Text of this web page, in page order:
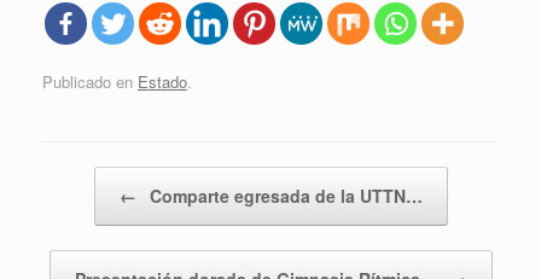
Publicado en Estado.
← Comparte egresada de la UTTN…